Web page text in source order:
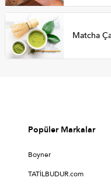
Matcha
Popüler Markalar
Boyner
TATİLBUDUR.com